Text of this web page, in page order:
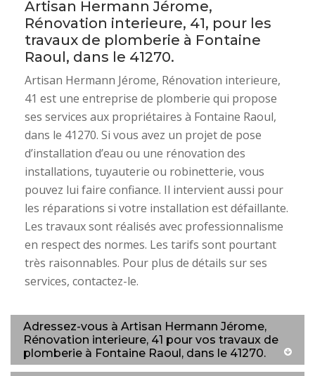
Artisan Hermann Jérome,
Rénovation interieure, 41, pour les
travaux de plomberie à Fontaine
Raoul, dans le 41270.
Artisan Hermann Jérome, Rénovation interieure,
41 est une entreprise de plomberie qui propose
ses services aux propriétaires à Fontaine Raoul,
dans le 41270. Si vous avez un projet de pose
d’installation d’eau ou une rénovation des
installations, tuyauterie ou robinetterie, vous
pouvez lui faire confiance. Il intervient aussi pour
les réparations si votre installation est défaillante.
Les travaux sont réalisés avec professionnalisme
en respect des normes. Les tarifs sont pourtant
très raisonnables. Pour plus de détails sur ses
services, contactez-le.
Adressez-vous à Artisan Hermann Jérome,
Rénovation interieure, 41 pour vos travaux de
plomberie à Fontaine Raoul, dans le 41270.